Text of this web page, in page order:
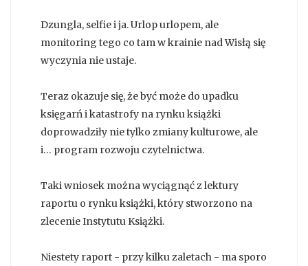
Dzungla, selfie i ja. Urlop urlopem, ale
monitoring tego co tam w krainie nad Wisłą się
wyczynia nie ustaje.
Teraz okazuje się, że być może do upadku
księgarń i katastrofy na rynku książki
doprowadziły nie tylko zmiany kulturowe, ale
i… program rozwoju czytelnictwa.
Taki wniosek można wyciągnąć z lektury
raportu o rynku książki, który stworzono na
zlecenie Instytutu Książki.
Niestety raport - przy kilku zaletach - ma sporo